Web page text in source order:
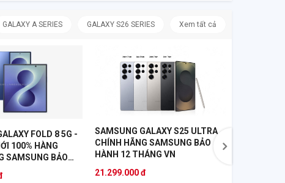
GALAXY A SERIES GALAXY S26 SERIES Xem tất cả
FOLD 8 5G -
100% HÀNG
SAMSUNG BẢO
SAMSUNG GALAXY S25 ULTRA
CHÍNH HÃNG SAMSUNG BẢO
HÀNH 12 THÁNG VN
21.299.000 đ